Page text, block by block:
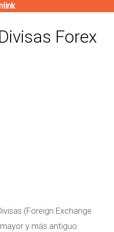
Forex
(Foreign Exchange
y más antiguo